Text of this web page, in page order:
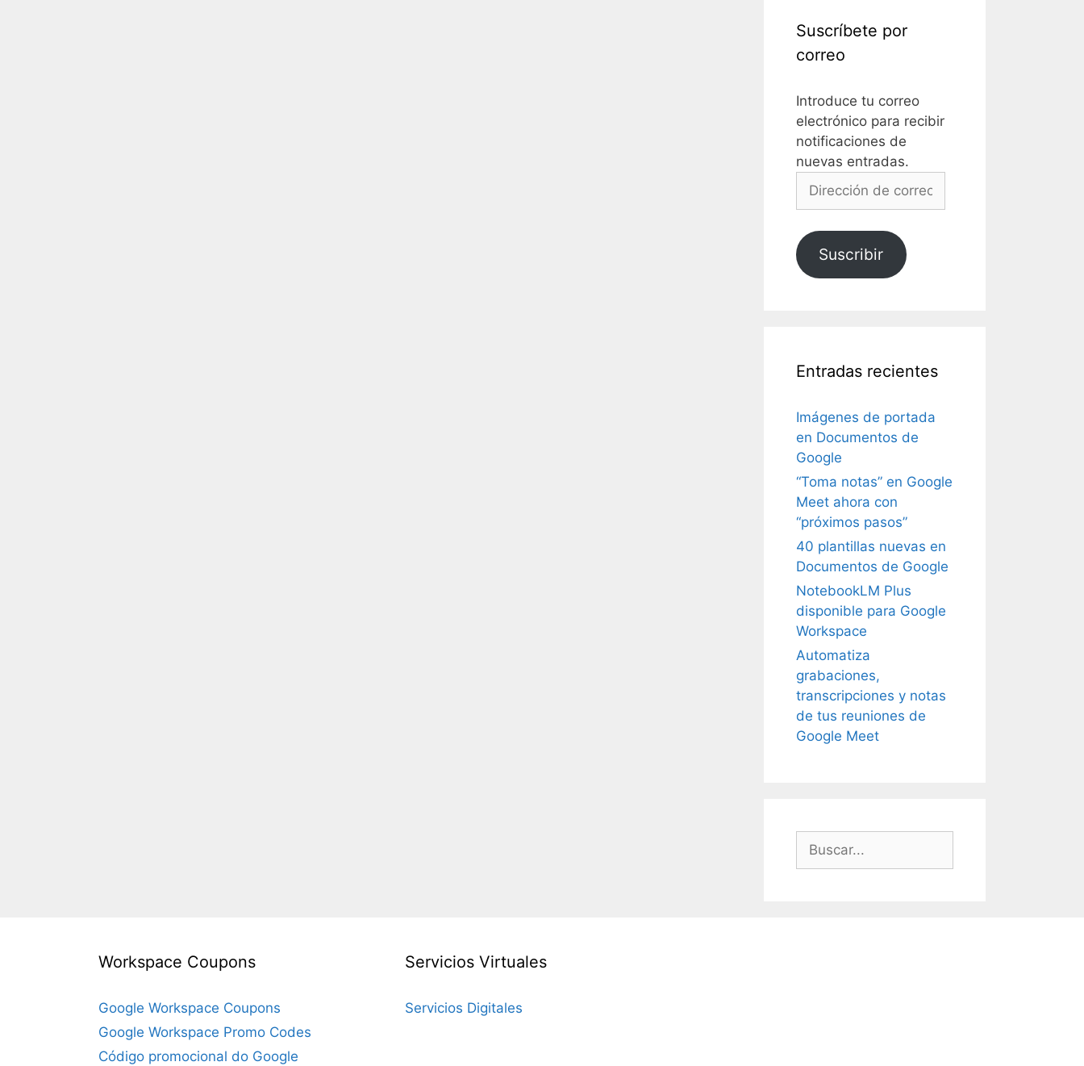
Suscríbete por
correo
Introduce tu correo
electrónico para recibir
notificaciones de
nuevas entradas.
Dirección
electrónico
Suscribir
Entradas recientes
Imágenes de portada
en Documentos de
Google
“Toma notas” en Google
Meet ahora con
“próximos pasos”
40 plantillas nuevas en
Documentos de Google
NotebookLM Plus
disponible para Google
Workspace
Automatiza
grabaciones,
transcripciones y notas
de tus reuniones de
Google Meet
Buscar:
Workspace Coupons
Google Workspace Coupons
Google Workspace Promo Codes
Código promocional do Google
Servicios Virtuales
Servicios Digitales